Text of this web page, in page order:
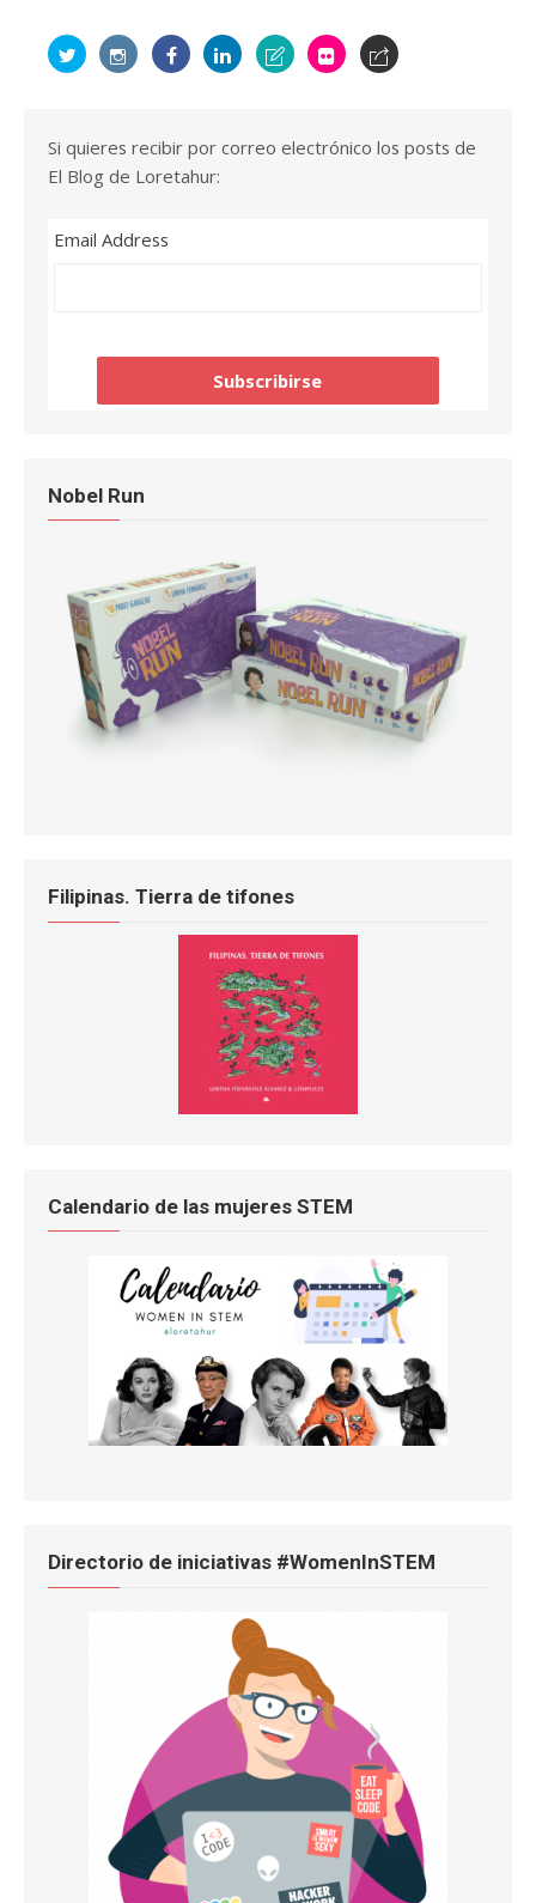
Si quieres recibir por correo electrónico los posts de
El Blog de Loretahur:
Email Address
Nobel Run
Filipinas. Tierra de tifones
Calendario de las mujeres STEM
Directorio de iniciativas #WomenInSTEM